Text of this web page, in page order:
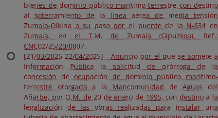
bienes de dominio público marítimo-terrestre con destino
al soterramiento de la línea aérea de media tensión
Zumaia-Oikina a su paso por el puente de la N-634 en
Zumaia, en el T.M. de Zumaia (Gipuzkoa). Ref.:
CNC02/25/20/0007.
[21/03/2025-22/04/2025] - Anuncio por el que se somete a
Información Pública la solicitud de prórroga de la
concesión de ocupación de dominio público marítimo-
terrestre otorgada a la Mancomunidad de Aguas del
Añarbe, por O.M. de 20 de enero de 1995, con destino a la
legalización de las obras realizadas para instalar una